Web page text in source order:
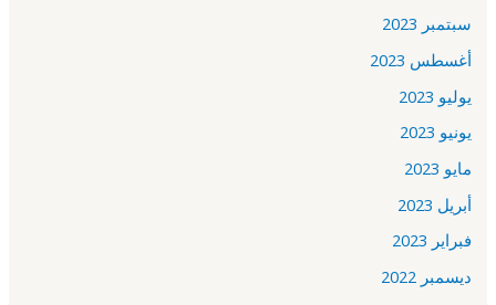
سبتمبر 2023
أغسطس 2023
يوليو 2023
يونيو 2023
مايو 2023
أبريل 2023
فبراير 2023
ديسمبر 2022